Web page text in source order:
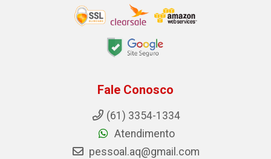
Fale Conosco
(61) 3354-1334
Atendimento
pessoal.aq@gmail.com